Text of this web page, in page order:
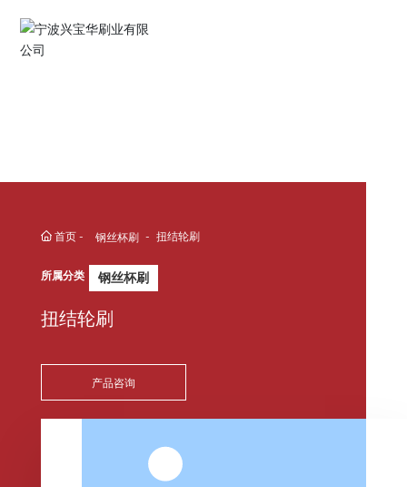
首页 钢丝杯刷 扭结轮刷
所属分类 钢丝杯刷
扭结轮刷
产品咨询